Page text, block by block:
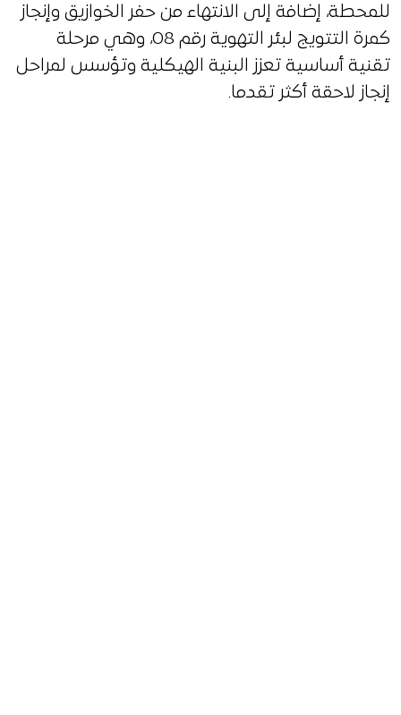
للمحطة، إضافة إلى الانتهاء من حفر الخوازيق وإنجاز
كمرة التتويج لبئر التهوية رقم 08، وهي مرحلة
تقنية أساسية تعزز البنية الهيكلية وتؤسس لمراحل
إنجاز لاحقة أكثر تقدما.